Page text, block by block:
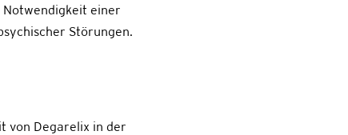
einer
Störungen.
von Degarelix in der